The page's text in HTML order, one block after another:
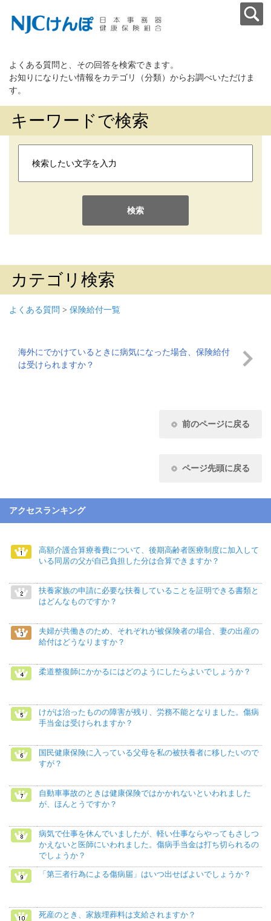
よくある質問と、その回答を検索できます。
お知りになりたい情報をカテゴリ（分類）からお調べいただけま
す。
キーワードで検索
検索
カテゴリ検索
よくある質問 > 保険給付一覧
海外にでかけているときに病気になった場合、保険給付
は受けられますか？
前のページに戻る
ページ先頭に戻る
アクセスランキング
高額介護合算療養費について、後期高齢者医療制度に加入して
いる同居の父が自己負担した分は合算できますか？
扶養家族の申請に必要な扶養していることを証明できる書類と
はどんなものですか？
夫婦が共働きのため、それぞれが被保険者の場合、妻の出産の
給付はどうなりますか？
柔道整復師にかかるにはどのようにしたらよいでしょうか？
けがは治ったものの障害が残り、労務不能となりました。傷病
手当金は受けられますか？
国民健康保険に入っている父母を私の被扶養者に移したいので
すが？
自動車事故のときは健康保険ではかかれないといわれました
が、ほんとうですか？
病気で仕事を休んでいましたが、軽い仕事ならやってもさしつ
かえないと医師にいわれました。傷病手当金は打ち切られるの
でしょうか？
「第三者行為による傷病届」はいつ出せばよいでしょうか？
死産のとき、家族埋葬料は支給されますか？